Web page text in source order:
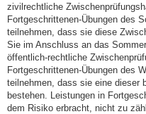
zivilrechtliche
Fortgeschrittenen-Übungen des
teilnehmen, dass sie diese
Sie im Anschluss an das
öffentlich-rechtliche
Fortgeschrittenen-Übungen des
teilnehmen, dass sie eine dieser
bestehen. Leistungen in
dem Risiko erbracht, nicht zu